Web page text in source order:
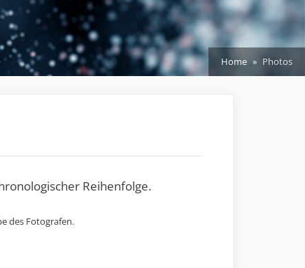
Home Photos
Reihenfolge.
des Fotografen.